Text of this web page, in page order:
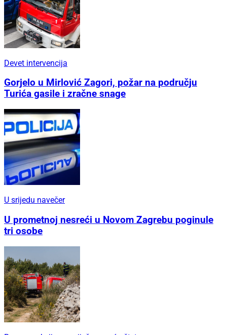
Devet intervencija
Gorjelo u Mirlović Zagori, požar na području
Turića gasile i zračne snage
U srijedu navečer
U prometnoj nesreći u Novom Zagrebu poginule
tri osobe